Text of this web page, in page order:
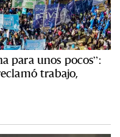
para unos pocos”:
trabajo,